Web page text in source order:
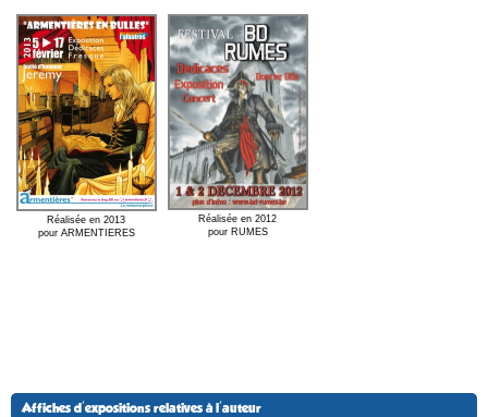
Réalisée en 2013
pour ARMENTIERES
Réalisée en 2012
pour RUMES
Affiches d'expositions relatives à l'auteur